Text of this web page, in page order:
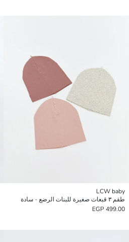
LCW baby
طقم ٣ قبعات صغيرة للبنات الرضع - سادة
499.00 EGP